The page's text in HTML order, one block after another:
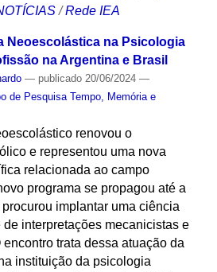
/Rede IEA
Neoescolástica na Psicologia
na Argentina e Brasil
— publicado20/06/2024 —
de Pesquisa Tempo, Memória e
renovou o
e representou uma nova
relacionada ao campo
programa se propagou até a
implantar uma ciência
interpretações mecanicistas e
trata dessa atuação da
instituição da psicologia